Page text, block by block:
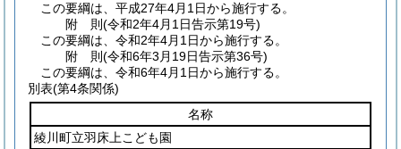
この要綱は、平成27年4月1日から施行する。
附 則(令和2年4月1日告示第19号)
この要綱は、令和2年4月1日から施行する。
附 則(令和6年3月19日告示第36号)
この要綱は、令和6年4月1日から施行する。
別表(第4条関係)
名称
綾川町立羽床上こども園